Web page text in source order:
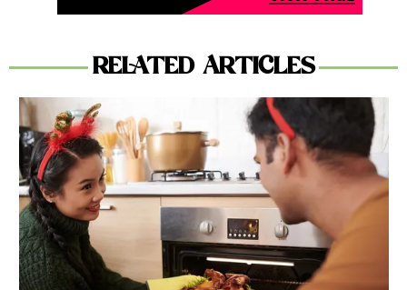
RELATED ARTICLES